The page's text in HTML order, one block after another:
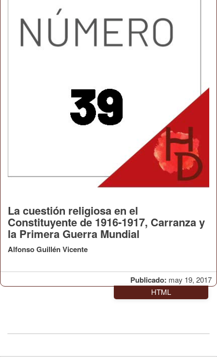
Publicado: may 19, 2017
La cuestión religiosa en el
Constituyente de 1916-1917, Carranza y
la Primera Guerra Mundial
Alfonso Guillén Vicente
HTML